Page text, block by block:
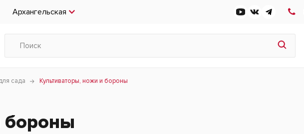
Архангельская
сада Культиваторы, ножи и бороны
бороны